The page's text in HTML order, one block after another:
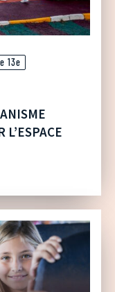
13e